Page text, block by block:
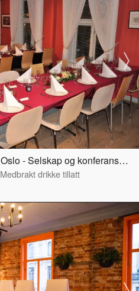
Grendehuset i Korsgata 16, Oslo - Selskap og konferanselokale
Medbrakt drikke tillatt